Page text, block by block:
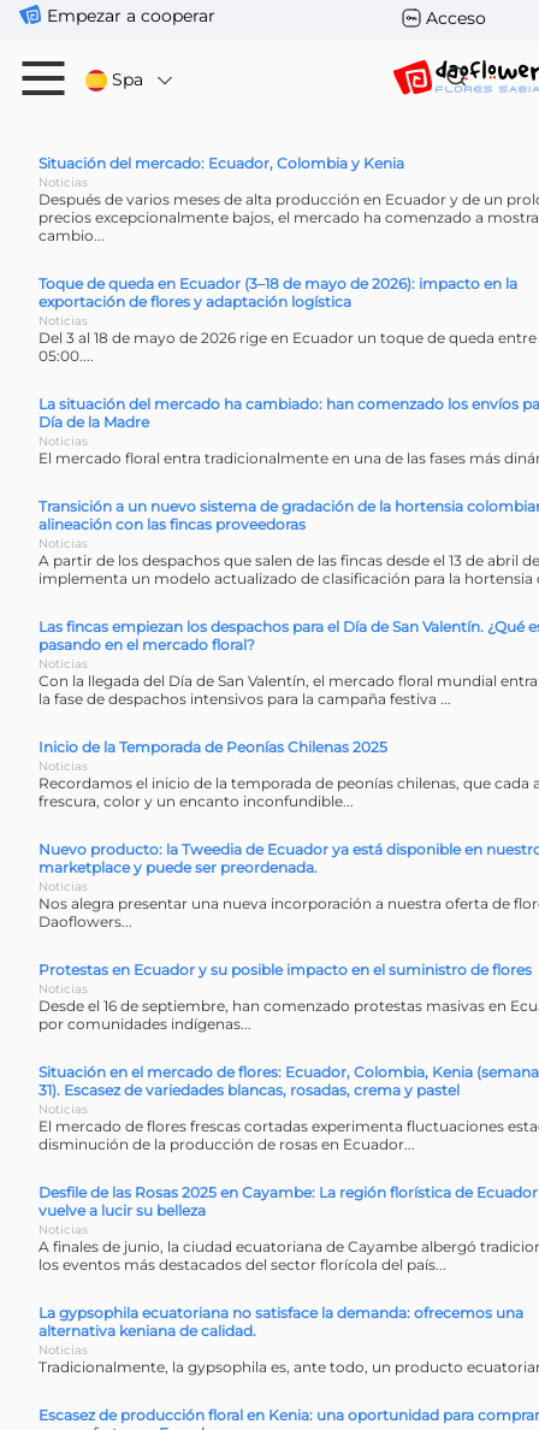
Empezar a cooperar Acceso
Spa
Situación del mercado: Ecuador, Colombia y Kenia
Noticias
Después de varios meses de alta producción en Ecuador y de un
precios excepcionalmente bajos, el mercado ha comenzado a
cambio...
Toque de queda en Ecuador (3–18 de mayo de 2026): impacto en la
exportación de flores y adaptación logística
Noticias
Del 3 al 18 de mayo de 2026 rige en Ecuador un toque de queda entre
05:00....
La situación del mercado ha cambiado: han comenzado los envíos
Día de la Madre
Noticias
El mercado floral entra tradicionalmente en una de las fases más
Transición a un nuevo sistema de gradación de la hortensia
alineación con las fincas proveedoras
Noticias
A partir de los despachos que salen de las fincas desde el 13 de abril
implementa un modelo actualizado de clasificación para la hortensia
Las fincas empiezan los despachos para el Día de San Valentín. ¿Qué
pasando en el mercado floral?
Noticias
Con la llegada del Día de San Valentín, el mercado floral mundial
la fase de despachos intensivos para la campaña festiva ...
Inicio de la Temporada de Peonías Chilenas 2025
Noticias
Recordamos el inicio de la temporada de peonías chilenas, que cada
frescura, color y un encanto inconfundible...
Nuevo producto: la Tweedia de Ecuador ya está disponible en
marketplace y puede ser preordenada.
Noticias
Nos alegra presentar una nueva incorporación a nuestra oferta de
Daoflowers...
Protestas en Ecuador y su posible impacto en el suministro de flores
Noticias
Desde el 16 de septiembre, han comenzado protestas masivas en
por comunidades indígenas...
Situación en el mercado de flores: Ecuador, Colombia, Kenia
31). Escasez de variedades blancas, rosadas, crema y pastel
Noticias
El mercado de flores frescas cortadas experimenta fluctuaciones
disminución de la producción de rosas en Ecuador...
Desfile de las Rosas 2025 en Cayambe: La región florística de Ecuador
vuelve a lucir su belleza
Noticias
A finales de junio, la ciudad ecuatoriana de Cayambe albergó
los eventos más destacados del sector florícola del país...
La gypsophila ecuatoriana no satisface la demanda: ofrecemos una
alternativa keniana de calidad.
Noticias
Tradicionalmente, la gypsophila es, ante todo, un producto
Escasez de producción floral en Kenia: una oportunidad para comprar